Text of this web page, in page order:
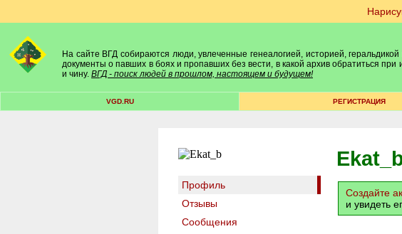
На сайте ВГД собираются люди, увлеченные генеалогией, историей,
документы о павших в боях и пропавших без вести, в какой архив обратиться
и чину. ВГД - поиск людей в прошлом, настоящем и будущем!
VGD.RU РЕГИСТРАЦИЯ
Профиль
Отзывы
Сообщения
Создайте
и увидеть